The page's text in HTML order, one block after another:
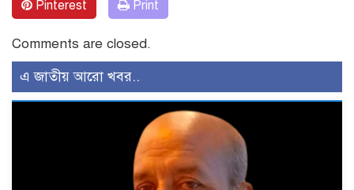
Pinterest Print
Comments are closed.
এ জাতীয় আরো খবর..